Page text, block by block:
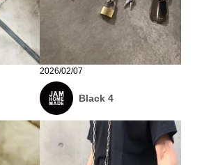
2026/02/07
Black 4